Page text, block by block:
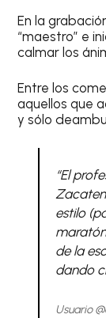
En la
“maestro” e
calmar los
Entre los
aquellos que
y sólo
“El
estilo
de la
dando
Usuario